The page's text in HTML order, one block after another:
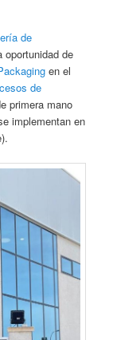
de
oportunidad de
en el
de
primera mano
implementan en